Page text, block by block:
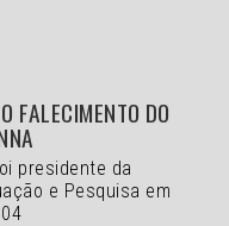
FALECIMENTO DO
presidente da
e Pesquisa em